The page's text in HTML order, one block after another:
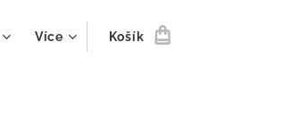
Více Košík